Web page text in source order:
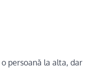
persoană la alta, dar